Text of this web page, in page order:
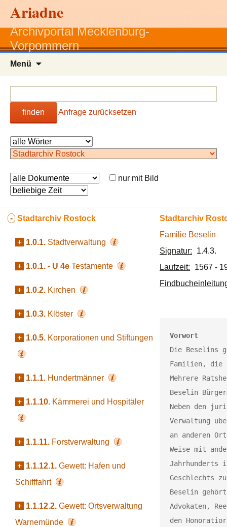
Ariadne
Archivportal Mecklenburg-
Vorpommern
Menü
finden Anfrage zurücksetzen
nur mit Bild
- Stadtarchiv Rostock
+ 1.0.1. Stadtverwaltung
+ 1.0.1. - U 4e Testamente
+ 1.0.2. Kirchen
+ 1.0.3. Klöster
+ 1.0.5. Korporationen und Stiftungen
+ 1.1.1. Hundertmänner
+ 1.1.10. Kämmerei und Hospitäler
+ 1.1.11. Forstverwaltung
+ 1.1.12.1. Gewett: Hafen und
Schifffahrt
+ 1.1.12.2. Gewett: Ortsverwaltung
Warnemünde
Stadtarchiv
Familie Beselin
Signatur:
1.4.3.
Laufzeit:
1567 -
Vorwort
Die Beselins
Familien, die
Mehrere
Neben den
Verwaltung
an anderen
Weise mit
Jahrhunderts
Geschlechts
Beselin
Advokaten,
den